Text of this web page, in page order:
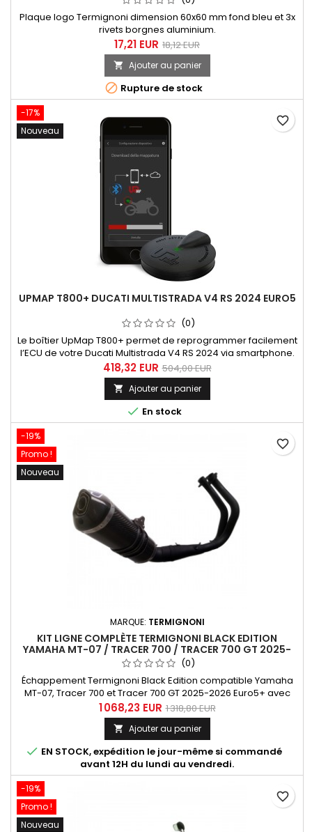
Plaque logo Termignoni dimension 60x60 mm fond bleu et 3x
rivets borgnes aluminium.
17,21 EUR 18,12 EUR
 Ajouter au panier
 Rupture de stock
-17%
Nouveau
UPMAP T800+ DUCATI MULTISTRADA V4 RS 2024 EURO5
(0)
Le boîtier UpMap T800+ permet de reprogrammer facilement
l’ECU de votre Ducati Multistrada V4 RS 2024 via smartphone.
Profitez de cartographies optimisées pour échappements
Akrapovic Racing et Ducati Performance afin d’améliorer
puissance, couple et réactivité moteur. Marque UpMap
Référence produit T800-DU-MTSV4RS-2024 Compatibilité
moto Ducati...
418,32 EUR 504,00 EUR
 Ajouter au panier
 En stock
favorite_border
-19%
Promo !
Nouveau
MARQUE: TERMIGNONI
KIT LIGNE COMPLÈTE TERMIGNONI BLACK EDITION
YAMAHA MT-07 / TRACER 700 / TRACER 700 GT 2025-
2026 EURO5+
(0)
Échappement Termignoni Black Edition compatible Yamaha
MT-07, Tracer 700 et Tracer 700 GT 2025-2026 Euro5+ avec
solution électronique complète Euro5+.
1 068,23 EUR 1 318,80 EUR
 Ajouter au panier
 EN STOCK, expédition le jour-même si commandé
avant 12H du lundi au vendredi.
favorite_border
-19%
Promo !
Nouveau
favorite_border